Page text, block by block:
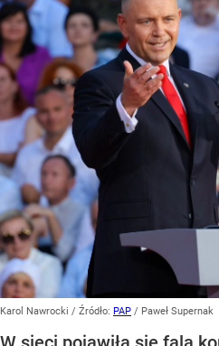
Karol Nawrocki / Źródło: PAP / Paweł Supernak